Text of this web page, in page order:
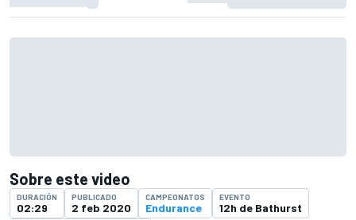
Sobre este video
DURACIÓN
02:29
PUBLICADO
2 feb 2020
CAMPEONATOS
Endurance
EVENTO
12h de Bathurst